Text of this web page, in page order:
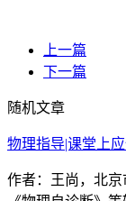
上一篇
下一篇
随机文章
物理指导|课堂上
作者：王尚，北